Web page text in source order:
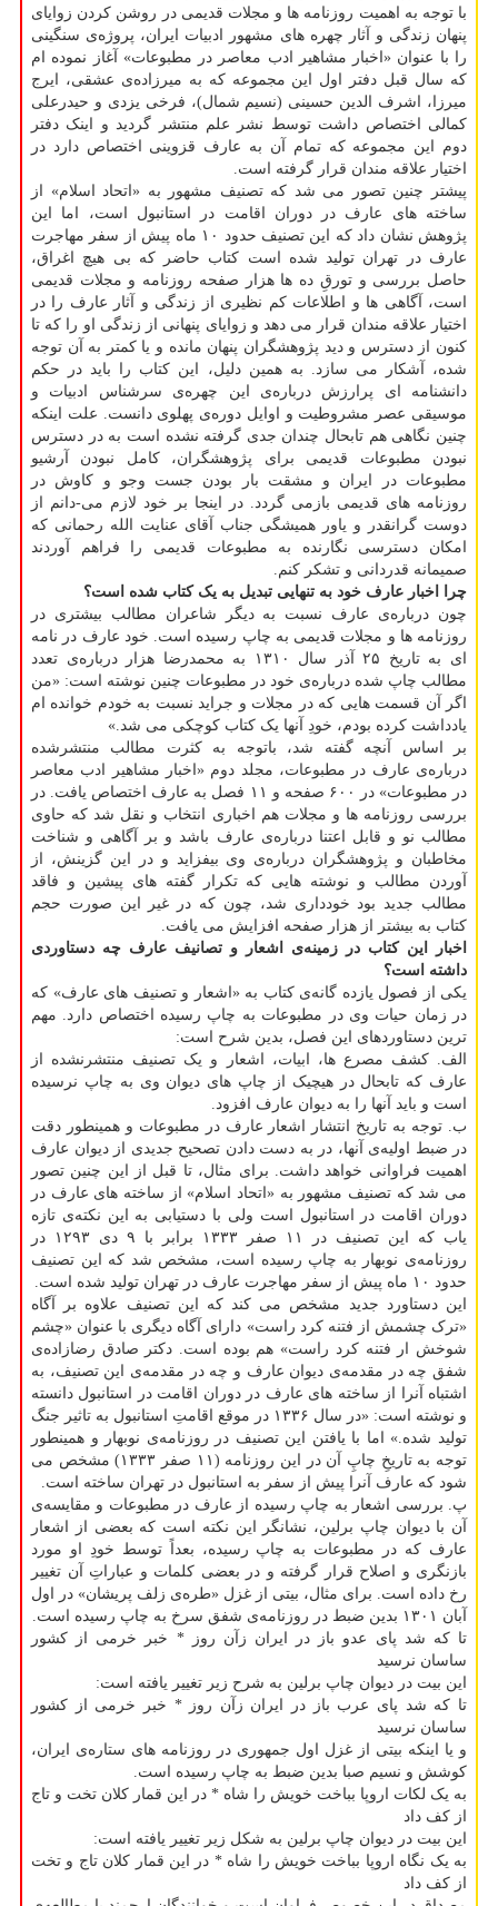
با توجه به اهمیت روزنامه ها و مجلات قدیمی در روشن کردن زوایای
پنهان زندگی و آثار چهره های مشهور ادبیات ایران، پروژه‌ی سنگینی
را با عنوان «اخبار مشاهیر ادب معاصر در مطبوعات» آغاز نموده ام
که سال قبل دفتر اول این مجموعه که به میرزاده‌ی عشقی، ایرج
میرزا، اشرف الدین حسینی (نسیم شمال)، فرخی یزدی و حیدرعلی
کمالی اختصاص داشت توسط نشر علم منتشر گردید و اینک دفتر
دوم این مجموعه که تمام آن به عارف قزوینی اختصاص دارد در
اختیار علاقه مندان قرار گرفته است.
پیشتر چنین تصور می شد که تصنیف مشهور به «اتحاد اسلام» از
ساخته های عارف در دوران اقامت در استانبول است، اما این
پژوهش نشان داد که این تصنیف حدود ۱۰ ماه پیش از سفر مهاجرت
عارف در تهران تولید شده است کتاب حاضر که بی هیچ اغراق،
حاصل بررسی و تورقِ ده ها هزار صفحه روزنامه و مجلات قدیمی
است، آگاهی ها و اطلاعات کم نظیری از زندگی و آثار عارف را در
اختیار علاقه مندان قرار می دهد و زوایای پنهانی از زندگی او را که تا
کنون از دسترس و دید پژوهشگران پنهان مانده و یا کمتر به آن توجه
شده، آشکار می سازد. به همین دلیل، این کتاب را باید در حکم
دانشنامه ای پرارزش درباره‌ی این چهره‌ی سرشناس ادبیات و
موسیقی عصر مشروطیت و اوایل دوره‌ی پهلوی دانست. علت اینکه
چنین نگاهی هم تابحال چندان جدی گرفته نشده است به در دسترس
نبودن مطبوعات قدیمی برای پژوهشگران، کامل نبودن آرشیو
مطبوعات در ایران و مشقت بار بودن جست وجو و کاوش در
روزنامه های قدیمی بازمی گردد. در اینجا بر خود لازم می-دانم از
دوست گرانقدر و یاور همیشگی جناب آقای عنایت الله رحمانی که
امکان دسترسی نگارنده به مطبوعات قدیمی را فراهم آوردند
صمیمانه قدردانی و تشکر کنم.
چرا اخبار عارف خود به تنهایی تبدیل به یک کتاب شده است؟
چون درباره‌ی عارف نسبت به دیگر شاعران مطالب بیشتری در
روزنامه ها و مجلات قدیمی به چاپ رسیده است. خود عارف در نامه
ای به تاریخ ۲۵ آذر سال ۱۳۱۰ به محمدرضا هزار درباره‌ی تعدد
مطالب چاپ شده درباره‌ی خود در مطبوعات چنین نوشته است: «من
اگر آن قسمت هایی که در مجلات و جراید نسبت به خودم خوانده ام
یادداشت کرده بودم، خودِ آنها یک کتاب کوچکی می شد.»
بر اساس آنچه گفته شد، باتوجه به کثرت مطالب منتشرشده
درباره‌ی عارف در مطبوعات، مجلد دوم «اخبار مشاهیر ادب معاصر
در مطبوعات» در ۶۰۰ صفحه و ۱۱ فصل به عارف اختصاص یافت. در
بررسی روزنامه ها و مجلات هم اخباری انتخاب و نقل شد که حاوی
مطالب نو و قابل اعتنا درباره‌ی عارف باشد و بر آگاهی و شناخت
مخاطبان و پژوهشگران درباره‌ی وی بیفزاید و در این گزینش، از
آوردن مطالب و نوشته هایی که تکرار گفته های پیشین و فاقد
مطالب جدید بود خودداری شد، چون که در غیر این صورت حجم
کتاب به بیشتر از هزار صفحه افزایش می یافت.
اخبار این کتاب در زمینه‌ی اشعار و تصانیف عارف چه دستاوردی
داشته است؟
یکی از فصول یازده گانه‌ی کتاب به «اشعار و تصنیف های عارف» که
در زمان حیات وی در مطبوعات به چاپ رسیده اختصاص دارد. مهم
ترین دستاوردهای این فصل، بدین شرح است:
الف. کشف مصرع ها، ابیات، اشعار و یک تصنیف منتشرنشده از
عارف که تابحال در هیچیک از چاپ های دیوان وی به چاپ نرسیده
است و باید آنها را به دیوان عارف افزود.
ب. توجه به تاریخ انتشار اشعار عارف در مطبوعات و همینطور دقت
در ضبط اولیه‌ی آنها، در به دست دادن تصحیح جدیدی از دیوان عارف
اهمیت فراوانی خواهد داشت. برای مثال، تا قبل از این چنین تصور
می شد که تصنیف مشهور به «اتحاد اسلام» از ساخته های عارف در
دوران اقامت در استانبول است ولی با دستیابی به این نکته‌ی تازه
یاب که این تصنیف در ۱۱ صفر ۱۳۳۳ برابر با ۹ دی ۱۲۹۳ در
روزنامه‌ی نوبهار به چاپ رسیده است، مشخص شد که این تصنیف
حدود ۱۰ ماه پیش از سفر مهاجرت عارف در تهران تولید شده است.
این دستاورد جدید مشخص می کند که این تصنیف علاوه بر آگاه
«ترک چشمش از فتنه کرد راست» دارای آگاه دیگری با عنوان «چشم
شوخش ار فتنه کرد راست» هم بوده است. دکتر صادق رضازاده‌ی
شفق چه در مقدمه‌ی دیوان عارف و چه در مقدمه‌ی این تصنیف، به
اشتباه آنرا از ساخته های عارف در دوران اقامت در استانبول دانسته
و نوشته است: «در سال ۱۳۳۶ در موقع اقامتِ استانبول به تاثیر جنگ
تولید شده.» اما با یافتن این تصنیف در روزنامه‌ی نوبهار و همینطور
توجه به تاریخِ چاپِ آن در این روزنامه (۱۱ صفر ۱۳۳۳) مشخص می
شود که عارف آنرا پیش از سفر به استانبول در تهران ساخته است.
پ. بررسی اشعار به چاپ رسیده از عارف در مطبوعات و مقایسه‌ی
آن با دیوان چاپ برلین، نشانگر این نکته است که بعضی از اشعار
عارف که در مطبوعات به چاپ رسیده، بعداً توسط خودِ او مورد
بازنگری و اصلاح قرار گرفته و در بعضی کلمات و عباراتِ آن تغییر
رخ داده است. برای مثال، بیتی از غزل «طره‌ی زلف پریشان» در اول
آبان ۱۳۰۱ بدین ضبط در روزنامه‌ی شفق سرخ به چاپ رسیده است.
تا که شد پای عدو باز در ایران زآن روز * خبر خرمی از کشور
ساسان نرسید
این بیت در دیوان چاپ برلین به شرح زیر تغییر یافته است:
تا که شد پای عرب باز در ایران زآن روز * خبر خرمی از کشور
ساسان نرسید
و یا اینکه بیتی از غزل اول جمهوری در روزنامه های ستاره‌ی ایران،
کوشش و نسیم صبا بدین ضبط به چاپ رسیده است.
به یک لکات اروپا بباخت خویش را شاه * در این قمار کلان تخت و تاج
از کف داد
این بیت در دیوان چاپ برلین به شکل زیر تغییر یافته است:
به یک نگاه اروپا بباخت خویش را شاه * در این قمار کلان تاج و تخت
از کف داد